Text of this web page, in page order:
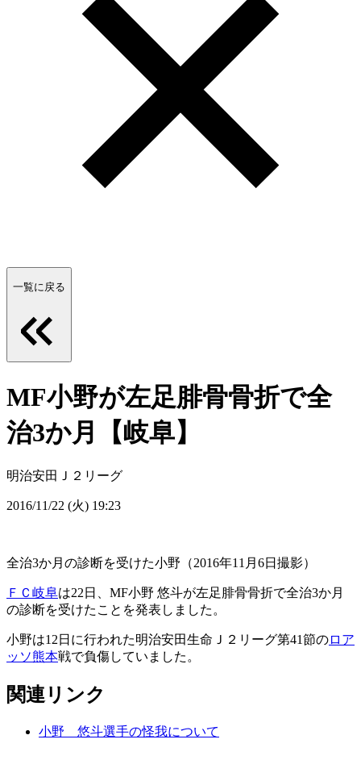
一覧に戻る
MF小野が左足腓骨骨折で全
治3か月【岐阜】
明治安田Ｊ２リーグ
2016/11/22 (火) 19:23
全治3か月の診断を受けた小野（2016年11月6日撮影）
ＦＣ岐阜は22日、MF小野 悠斗が左足腓骨骨折で全治3か月
の診断を受けたことを発表しました。
小野は12日に行われた明治安田生命Ｊ２リーグ第41節のロア
ッソ熊本戦で負傷していました。
関連リンク
小野 悠斗選手の怪我について